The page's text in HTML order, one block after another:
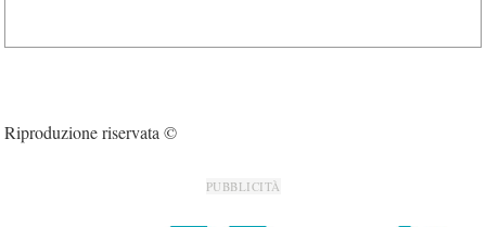
Riproduzione riservata ©
PUBBLICITÀ